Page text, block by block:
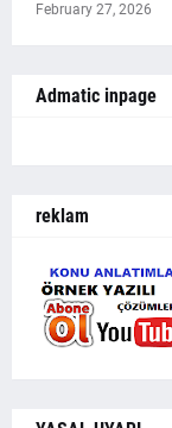
February 27, 2026
Admatic inpage
reklam